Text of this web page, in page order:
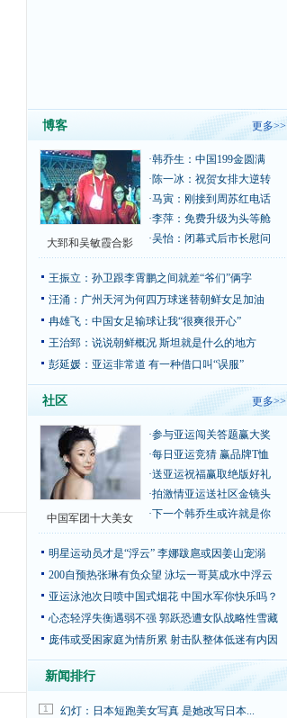
博客 更多>>
大郅和吴敏霞合影
·韩乔生：中国199金圆满
·陈一冰：祝贺女排大逆转
·马寅：刚接到周苏红电话
·李萍：免费升级为头等舱
·吴怡：闭幕式后市长慰问
王振立：孙卫跟李霄鹏之间就差“爷们”俩字
汪涌：广州天河为何四万球迷替朝鲜女足加油
冉雄飞：中国女足输球让我“很爽很开心”
王治郅：说说朝鲜概况 斯坦就是什么的地方
彭延媛：亚运非常道 有一种借口叫“误服”
社区 更多>>
中国军团十大美女
·参与亚运闯关答题赢大奖
·每日亚运竞猜 赢品牌T恤
·送亚运祝福赢取绝版好礼
·拍激情亚运送社区金镜头
·下一个韩乔生或许就是你
明星运动员才是“浮云” 李娜跋扈或因姜山宠溺
200自预热张琳有负众望 泳坛一哥莫成水中浮云
亚运泳池次日喷中国式烟花 中国水军你快乐吗？
心态轻浮失衡遇弱不强 郭跃恐遭女队战略性雪藏
庞伟或受困家庭为情所累 射击队整体低迷有内因
新闻排行
1 幻灯：日本短跑美女写真 是她改写日本...